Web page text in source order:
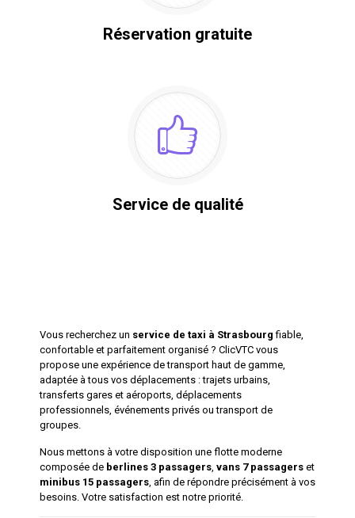
Réservation gratuite
Service de qualité
Vous recherchez un service de taxi à Strasbourg fiable,
confortable et parfaitement organisé ? ClicVTC vous
propose une expérience de transport haut de gamme,
adaptée à tous vos déplacements : trajets urbains,
transferts gares et aéroports, déplacements
professionnels, événements privés ou transport de
groupes.
Nous mettons à votre disposition une flotte moderne
composée de berlines 3 passagers, vans 7 passagers et
minibus 15 passagers, afin de répondre précisément à vos
besoins. Votre satisfaction est notre priorité.